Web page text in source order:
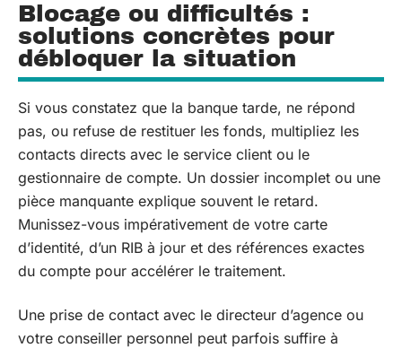
Blocage ou difficultés :
solutions concrètes pour
débloquer la situation
Si vous constatez que la banque tarde, ne répond
pas, ou refuse de restituer les fonds, multipliez les
contacts directs avec le service client ou le
gestionnaire de compte. Un dossier incomplet ou une
pièce manquante explique souvent le retard.
Munissez-vous impérativement de votre carte
d’identité, d’un RIB à jour et des références exactes
du compte pour accélérer le traitement.
Une prise de contact avec le directeur d’agence ou
votre conseiller personnel peut parfois suffire à